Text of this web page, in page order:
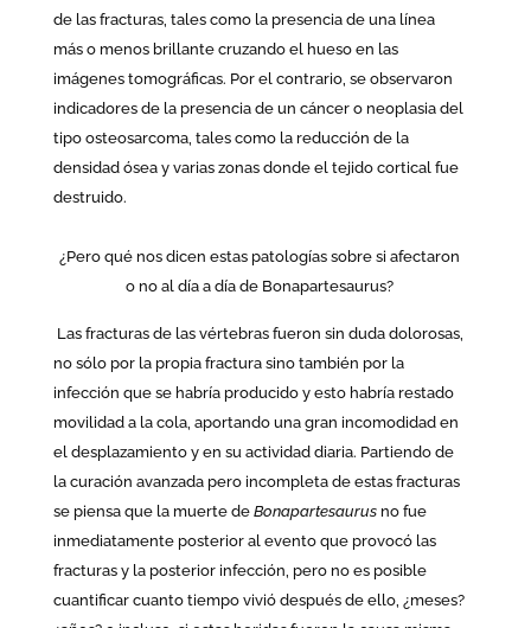
de las fracturas, tales como la presencia de una línea
más o menos brillante cruzando el hueso en las
imágenes tomográficas. Por el contrario, se observaron
indicadores de la presencia de un cáncer o neoplasia del
tipo osteosarcoma, tales como la reducción de la
densidad ósea y varias zonas donde el tejido cortical fue
destruido.
¿Pero qué nos dicen estas patologías sobre si afectaron
o no al día a día de Bonapartesaurus?
Las fracturas de las vértebras fueron sin duda dolorosas,
no sólo por la propia fractura sino también por la
infección que se habría producido y esto habría restado
movilidad a la cola, aportando una gran incomodidad en
el desplazamiento y en su actividad diaria. Partiendo de
la curación avanzada pero incompleta de estas fracturas
se piensa que la muerte de Bonapartesaurusno fue
inmediatamente posterior al evento que provocó las
fracturas y la posterior infección, pero no es posible
cuantificar cuanto tiempo vivió después de ello, ¿meses?